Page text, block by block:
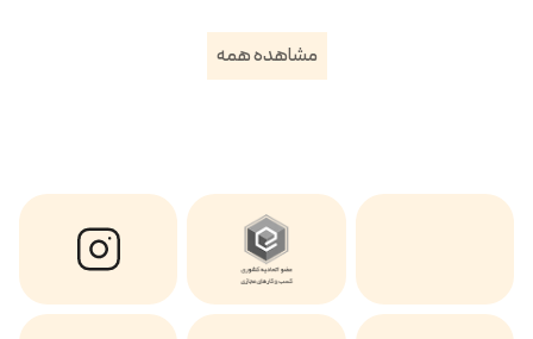
مشاهده همه